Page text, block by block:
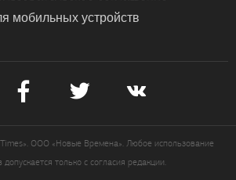
мобильных устройств
ООО «Новые Времена». Любое использование
допускается только с согласия редакции.